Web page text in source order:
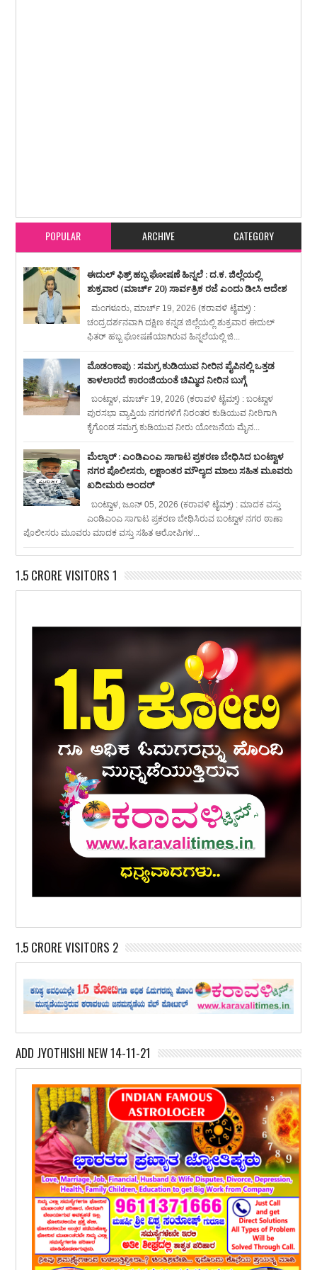
POPULAR ARCHIVE CATEGORY
ಈದುಲ್ ಫಿತ್ರ್ ಹಬ್ಬ ಘೋಷಣೆ ಹಿನ್ನಲೆ : ದ.ಕ. ಜಿಲ್ಲೆಯಲ್ಲಿ
ಶುಕ್ರವಾರ (ಮಾರ್ಚ್ 20) ಸಾರ್ವತ್ರಿಕ ರಜೆ ಎಂದು ಡೀಸಿ ಆದೇಶ
ಮಂಗಳೂರು, ಮಾರ್ಚ್ 19, 2026 (ಕರಾವಳಿ ಟೈಮ್ಸ್) :
ಚಂದ್ರದರ್ಶನವಾಗಿ ದಕ್ಷಿಣ ಕನ್ನಡ ಜಿಲ್ಲೆಯಲ್ಲಿ ಶುಕ್ರವಾರ ಈದುಲ್
ಫಿತರ್ ಹಬ್ಬ ಘೋಷಣೆಯಾಗಿರುವ ಹಿನ್ನಲೆಯಲ್ಲಿ ಜಿ...
ಮೊಡಂಕಾಪು : ಸಮಗ್ರ ಕುಡಿಯುವ ನೀರಿನ ಪೈಪಿನಲ್ಲಿ ಒತ್ತಡ
ತಾಳಲಾರದೆ ಕಾರಂಜಿಯಂತೆ ಚಿಮ್ಮಿದ ನೀರಿನ ಬುಗ್ಗೆ
ಬಂಟ್ವಾಳ, ಮಾರ್ಚ್ 19, 2026 (ಕರಾವಳಿ ಟೈಮ್ಸ್) : ಬಂಟ್ವಾಳ
ಪುರಸಭಾ ವ್ಯಾಪ್ತಿಯ ನಗರಗಳಿಗೆ ನಿರಂತರ ಕುಡಿಯುವ ನೀರಿಗಾಗಿ
ಕೈಗೊಂಡ ಸಮಗ್ರ ಕುಡಿಯುವ ನೀರು ಯೋಜನೆಯ ಮೈನ...
ಮೆಲ್ಕಾರ್ : ಎಂಡಿಎಂಎ ಸಾಗಾಟ ಪ್ರಕರಣ ಬೇಧಿಸಿದ ಬಂಟ್ವಾಳ
ನಗರ ಪೊಲೀಸರು, ಲಕ್ಷಾಂತರ ಮೌಲ್ಯದ ಮಾಲು ಸಹಿತ ಮೂವರು
ಖದೀಮರು ಅಂದರ್
ಬಂಟ್ವಾಳ, ಜೂನ್ 05, 2026 (ಕರಾವಳಿ ಟೈಮ್ಸ್) : ಮಾದಕ ವಸ್ತು
ಎಂಡಿಎಂಎ ಸಾಗಾಟ ಪ್ರಕರಣ ಬೇಧಿಸಿರುವ ಬಂಟ್ವಾಳ ನಗರ ಠಾಣಾ
ಪೊಲೀಸರು ಮೂವರು ಮಾದಕ ವಸ್ತು ಸಹಿತ ಆರೋಪಿಗಳ...
1.5 CRORE VISITORS 1
1.5 CRORE VISITORS 2
ADD JYOTHISHI NEW 14-11-21